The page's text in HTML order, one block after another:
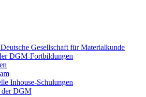
Gesellschaft für Materialkunde
DGM-Fortbildungen
Inhouse-Schulungen
der DGM